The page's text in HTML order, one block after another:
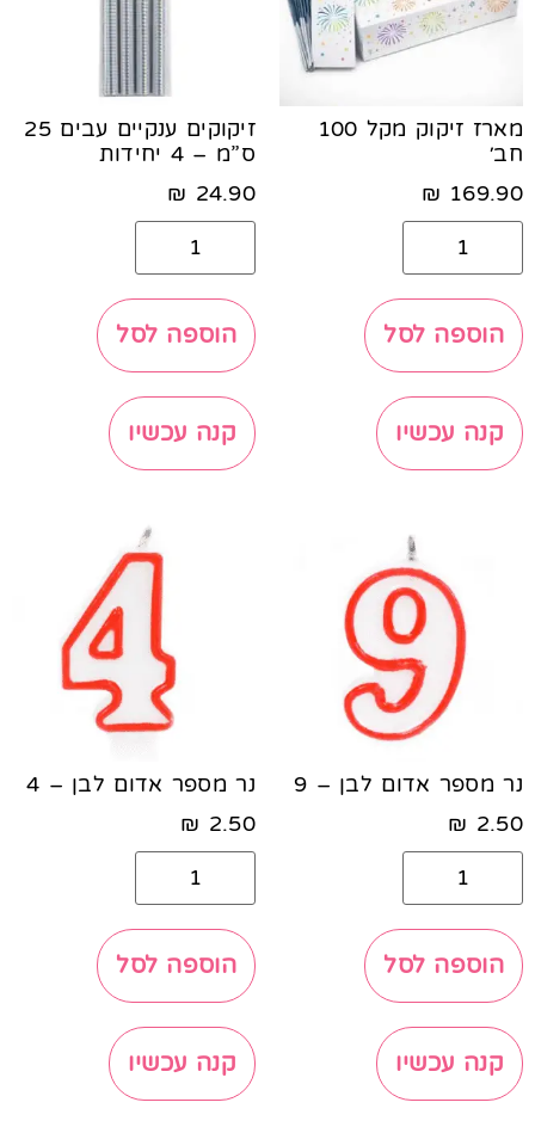
מארז זיקוק מקל 100
חב׳
169.90
₪
הוספה לסל
קנה עכשיו
זיקוקים ענקיים עבים 25
ס”מ – 4 יחידות
24.90
₪
הוספה לסל
קנה עכשיו
נר מספר אדום לבן – 9
2.50
₪
הוספה לסל
קנה עכשיו
נר מספר אדום לבן – 4
2.50
₪
הוספה לסל
קנה עכשיו